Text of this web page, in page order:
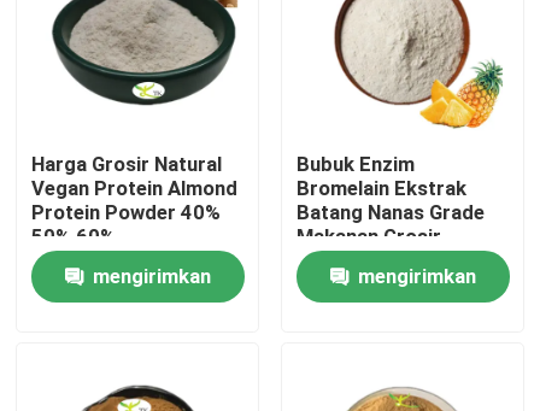
Rumah
Tentang kami
Harga Grosir Natural
Vegan Protein Almond
Protein Powder 40%
50% 60%
mengirimkan
Bubuk Enzim
Bromelain Ekstrak
Batang Nanas Grade
Makanan Grosir
1200/2400 GDU
mengirimkan